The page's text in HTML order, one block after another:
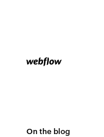
On the blog